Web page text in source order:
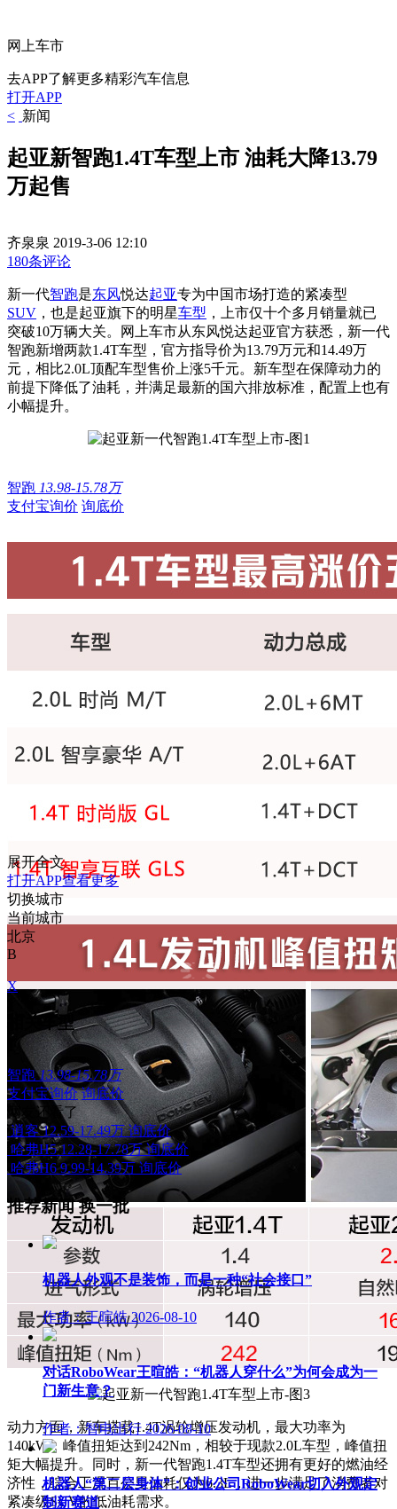
网上车市
去APP了解更多精彩汽车信息
打开APP
< 新闻
起亚新智跑1.4T车型上市 油耗大降13.79
万起售
齐泉泉 2019-3-06 12:10
180条评论
新一代智跑是东风悦达起亚专为中国市场打造的紧凑型
SUV ，也是起亚旗下的明星车型 ，上市仅十个多月销量就已
突破10万辆大关。网上车市从东风悦达起亚官方获悉，新一代
智跑新增两款1.4T车型，官方指导价为13.79万元和14.49万
元，相比2.0L顶配车型售价上涨5千元。新车型在保障动力的
前提下降低了油耗，并满足最新的国六排放标准，配置上也有
小幅提升。
智跑 13.98-15.78万
支付宝询价 询底价
动力方面，新车搭载1.4T涡轮增压发动机，最大功率为
140kW，峰值扭矩达到242Nm，相较于现款2.0L车型，峰值扭
矩大幅提升。同时，新一代智跑1.4T车型还拥有更好的燃油经
济性，综合工况百公里油耗仅为6.3L，进一步满足了消费者对
紧凑级SUV的低油耗需求。
展开全文
打开APP查看更多
切换城市
当前城市
北京
B
X
相关车型
智跑 13.98-15.78万
支付宝询价 询底价
网友还看了
逍客 12.59-17.49万 询底价
哈弗H5 12.28-17.78万 询底价
哈弗H6 9.99-14.39万 询底价
推荐新闻换一批
机器人外观不是装饰，而是一种“社会接口”
作者：王暄皓 2026-08-10
对话RoboWear王暄皓：“机器人穿什么”为何会成为一
门新生意？
作者：智电出行 2026-08-10
机器人“第二层身体”：创业公司RoboWear切入外观定
制新赛道